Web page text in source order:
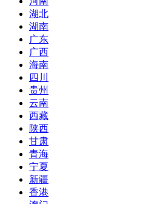
湖北
湖南
广东
广西
海南
四川
贵州
云南
西藏
陕西
甘肃
青海
宁夏
新疆
香港